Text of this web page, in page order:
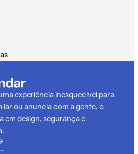
experiência inesquecível para
lar ou anuncia com a gente, o
em design, segurança e